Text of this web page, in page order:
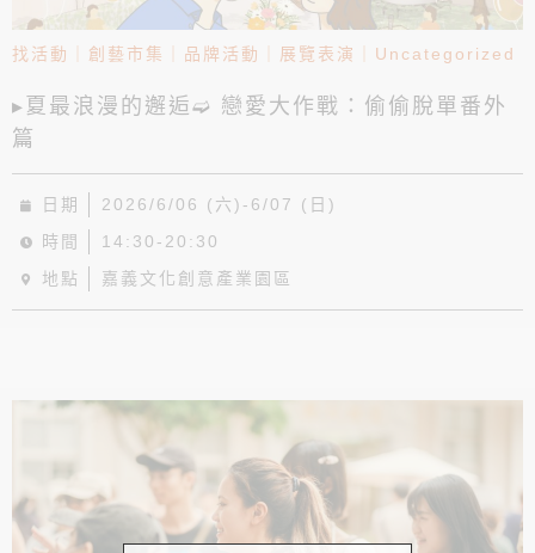
找活動 創藝市集 品牌活動 展覽表演 Uncategorized
▸夏最浪漫的邂逅➫ 戀愛大作戰：偷偷脫單番外
篇
日期
2026/6/06 (六)-6/07 (日)
時間
14:30-20:30
地點
嘉義文化創意產業園區